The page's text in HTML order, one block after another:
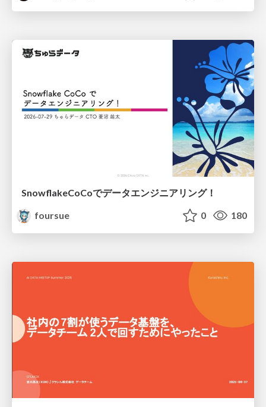
SnowflakeCoCoでデータエンジニアリング！
foursue
0 180